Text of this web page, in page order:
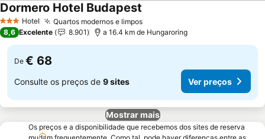
3 EstrelasHotel Quartos modernos e limposVer preços
Dormero Hotel Budapest
8,6 Excelente 8.901 a 16.4 km de Hungaroring
De € 68
Consulte os preços de 9 sites Ver preços
Mostrar mais
Os preços e a disponibilidade que recebemos dos sites de reserva